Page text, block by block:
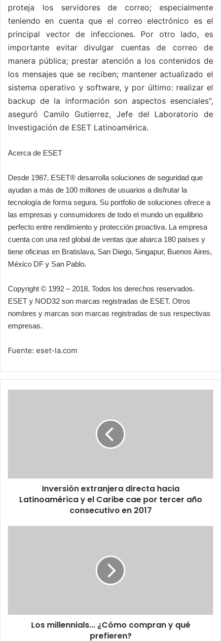
proteja los servidores de correo; especialmente
teniendo en cuenta que el correo electrónico es el
principal vector de infecciones. Por otro lado, es
importante evitar divulgar cuentas de correo de
manera pública; prestar atención a los contenidos de
los mensajes que se reciben; mantener actualizado el
sistema operativo y software, y por último: realizar el
backup de la información son aspectos esenciales",
aseguró Camilo Gutierrez, Jefe del Laboratorio de
Investigación de ESET Latinoamérica.
Acerca de ESET
Desde 1987, ESET® desarrolla soluciones de seguridad que
ayudan a más de 100 millones de usuarios a disfrutar la
tecnología de forma segura. Su portfolio de soluciones ofrece a
las empresas y consumidores de todo el mundo un equilibrio
perfecto entre rendimiento y protección proactiva. La empresa
cuenta con una red global de ventas que abarca 180 países y
tiene oficinas en Bratislava, San Diego, Singapur, Buenos Aires,
México DF y San Pablo.
Copyright © 1992 – 2018. Todos los derechos reservados.
ESET y NOD32 son marcas registradas de ESET. Otros
nombres y marcas son marcas registradas de sus respectivas
empresas.
Fuente: eset-la.com
cae
tercer
en
Inversión extranjera directa hacia
Latinoamérica y el Caribe cae por tercer año
consecutivo en 2017
Los millennials... ¿Cómo compran y qué
prefieren?